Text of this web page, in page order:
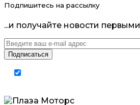
Подпишитесь на рассылку
...и получайте новости первыми